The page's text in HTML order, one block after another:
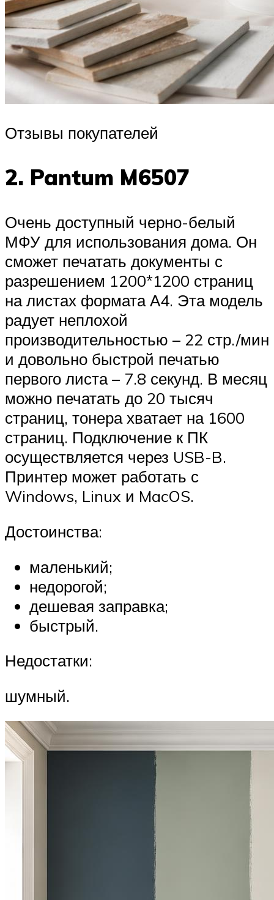
Отзывы покупателей
2. Pantum M6507
Очень доступный черно-белый
МФУ для использования дома. Он
сможет печатать документы с
разрешением 1200*1200 страниц
на листах формата А4. Эта модель
радует неплохой
производительностью – 22 стр./мин
и довольно быстрой печатью
первого листа – 7.8 секунд. В месяц
можно печатать до 20 тысяч
страниц, тонера хватает на 1600
страниц. Подключение к ПК
осуществляется через USB-B.
Принтер может работать с
Windows, Linux и MacOS.
Достоинства:
маленький;
недорогой;
дешевая заправка;
быстрый.
Недостатки:
шумный.